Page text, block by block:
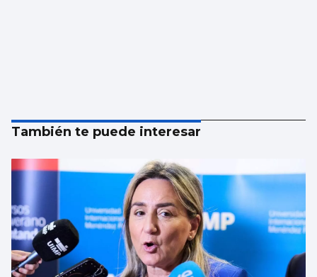
También te puede interesar